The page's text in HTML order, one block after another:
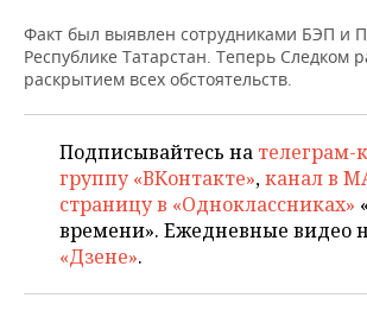
ВОДНЫЕ ВИДЫ СПОРТА
ХОККЕЙ С МЯЧОМ
ОБРАЗОВАНИЕ
ПРОИСШЕСТВИЯ
Факт был выявлен сотрудниками БЭП и
Республике Татарстан. Теперь Следком
раскрытием всех обстоятельств.
Подписывайтесь на телеграм-
группу «ВКонтакте»,канал в
страницу в «Одноклассниках»
времени». Ежедневные видео
«Дзене».